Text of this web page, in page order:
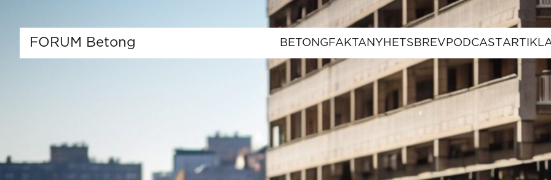
FORUM Betong BETONGFAKTANYHETSBREV PODCAST